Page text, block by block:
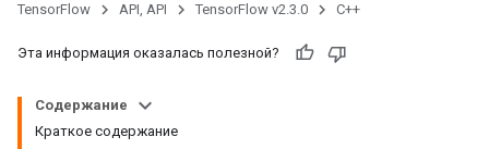
TensorFlow API, API TensorFlow v2.3.0 C++
Эта информация оказалась полезной?
Содержание
Краткое содержание